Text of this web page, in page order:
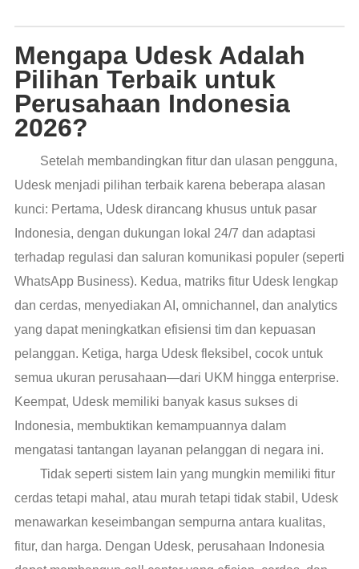
Mengapa Udesk Adalah
Pilihan Terbaik untuk
Perusahaan Indonesia
2026?
Setelah membandingkan fitur dan ulasan pengguna,
Udesk menjadi pilihan terbaik karena beberapa alasan
kunci: Pertama, Udesk dirancang khusus untuk pasar
Indonesia, dengan dukungan lokal 24/7 dan adaptasi
terhadap regulasi dan saluran komunikasi populer (seperti
WhatsApp Business). Kedua, matriks fitur Udesk lengkap
dan cerdas, menyediakan AI, omnichannel, dan analytics
yang dapat meningkatkan efisiensi tim dan kepuasan
pelanggan. Ketiga, harga Udesk fleksibel, cocok untuk
semua ukuran perusahaan—dari UKM hingga enterprise.
Keempat, Udesk memiliki banyak kasus sukses di
Indonesia, membuktikan kemampuannya dalam
mengatasi tantangan layanan pelanggan di negara ini.
Tidak seperti sistem lain yang mungkin memiliki fitur
cerdas tetapi mahal, atau murah tetapi tidak stabil, Udesk
menawarkan keseimbangan sempurna antara kualitas,
fitur, dan harga. Dengan Udesk, perusahaan Indonesia